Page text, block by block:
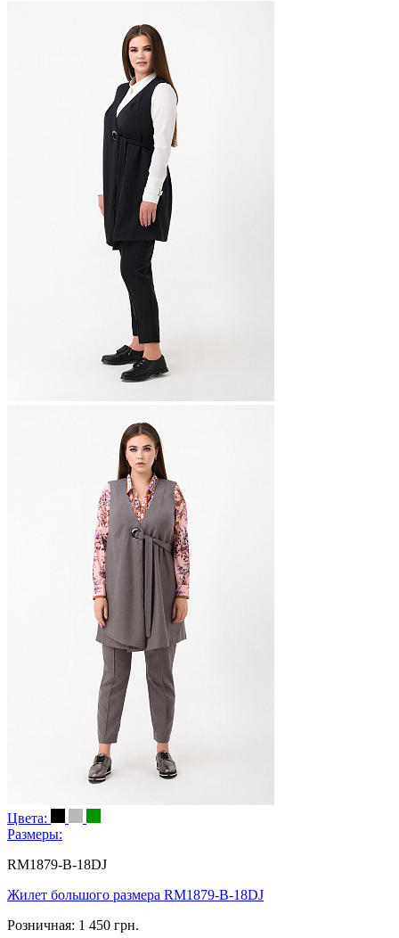
Цвета:
Размеры:
RM1879-B-18DJ
Жилет большого размера RM1879-B-18DJ
Розничная: 1 450 грн.